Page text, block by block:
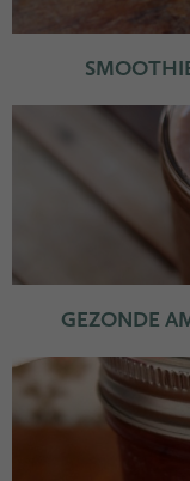
GEZONDE